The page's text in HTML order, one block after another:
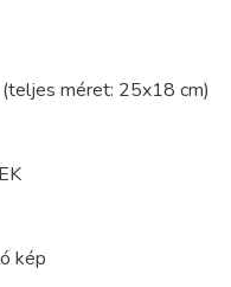
méret: 25x18 cm)
kép